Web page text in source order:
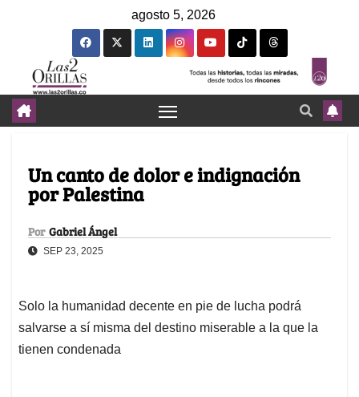
agosto 5, 2026
Un canto de dolor e indignación
por Palestina
Por Gabriel Ángel
SEP 23, 2025
Solo la humanidad decente en pie de lucha podrá
salvarse a sí misma del destino miserable a la que la
tienen condenada